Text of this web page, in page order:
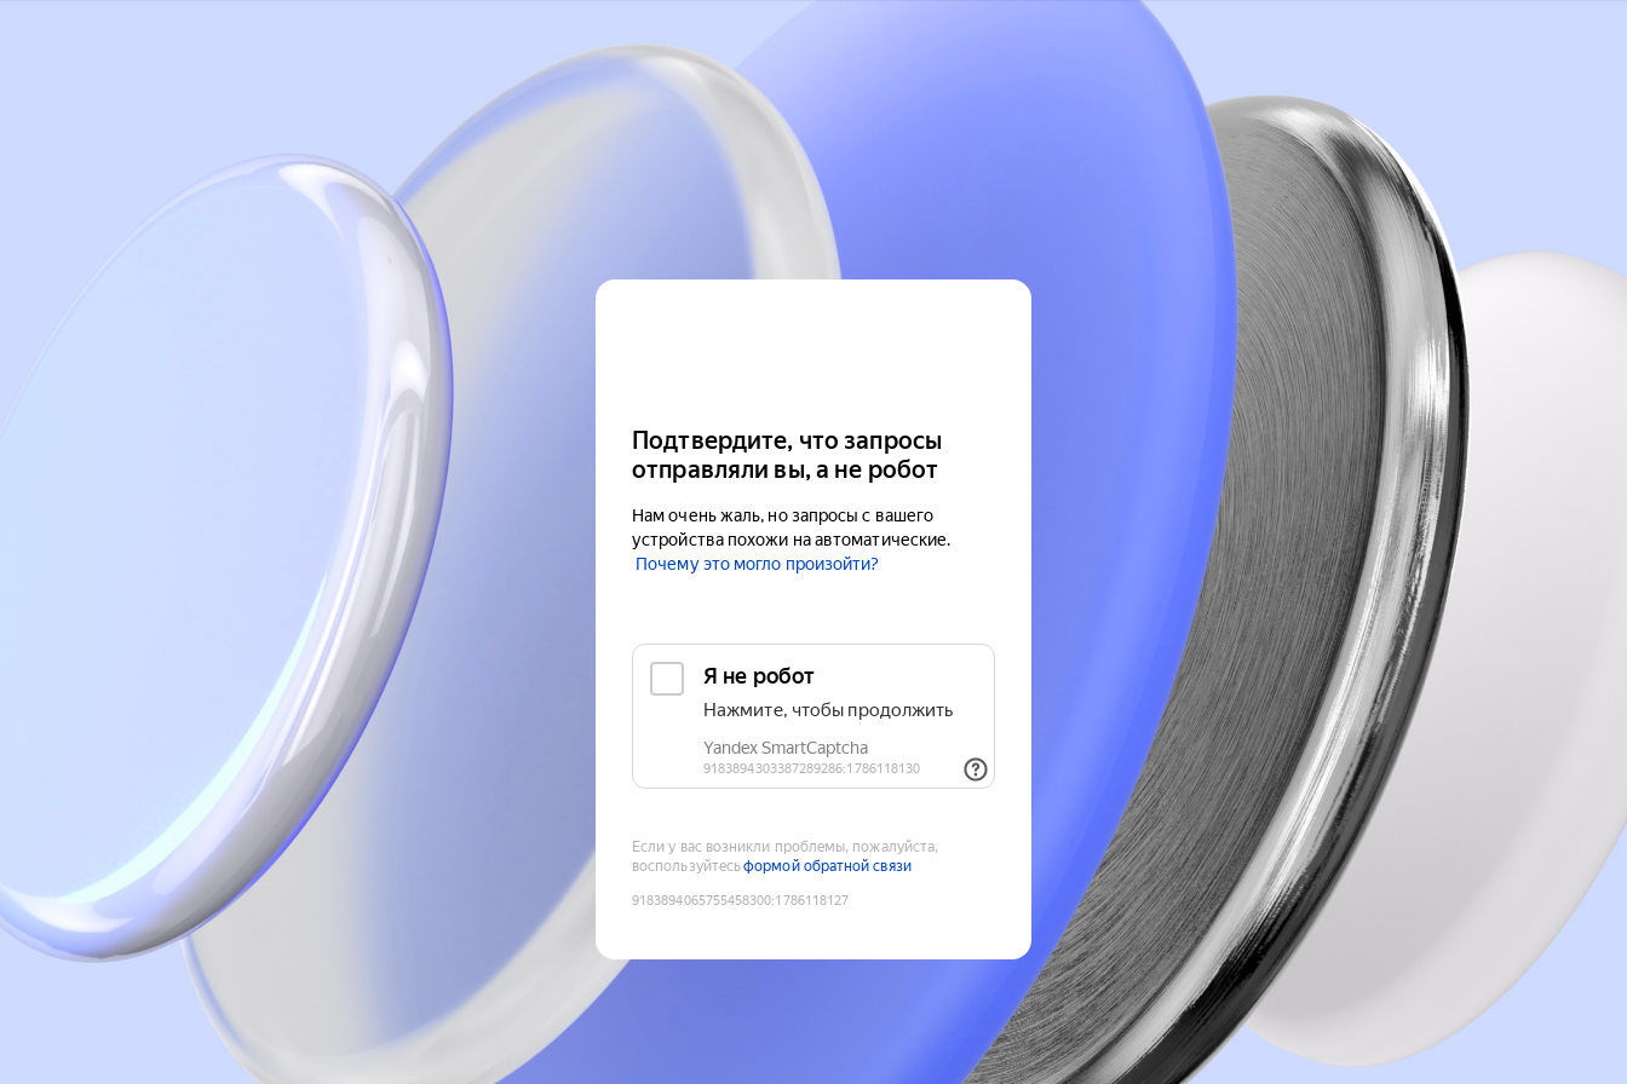
Подтвердите, что запросы
отправляли вы, а не робот
Нам очень жаль, но запросы с вашего
устройства похожи на автоматические.
Почему это могло произойти?
Если у вас возникли проблемы, пожалуйста,
воспользуйтесьформой обратной связи
9183894065755458300:1786118127